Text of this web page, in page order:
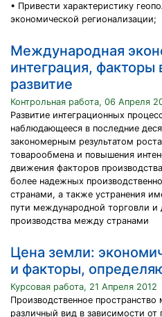
• Привести характеристику
экономической регионализации;
Международная
интеграция,
развитие
Контрольная работа, 06 Апреля
Развитие интеграционных
наблюдающееся в последние
закономерным результатом
товарообмена и повышения
движения факторов
более надежных
странами, а также устранения
пути международной торговли и
производства между странами
Цена земли:
и факторы,
Курсовая работа, 21 Апреля 2012
Производственное
различный вид в зависимости